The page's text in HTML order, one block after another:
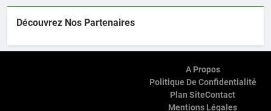
Découvrez Nos Partenaires
A Propos
Politique De Confidentialité
Plan SiteContact
Mentions Légales